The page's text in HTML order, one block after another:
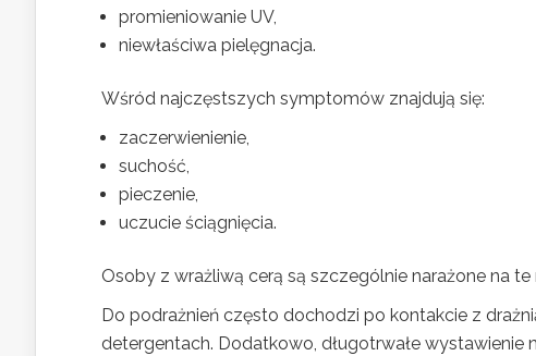
promieniowanie UV,
niewłaściwa pielęgnacja.
Wśród najczęstszych symptomów znajdują się:
zaczerwienienie,
suchość,
pieczenie,
uczucie ściągnięcia.
Osoby z wrażliwą cerą są szczególnie narażone na te
Do podrażnień często dochodzi po kontakcie z
detergentach. Dodatkowo, długotrwałe wystawienie